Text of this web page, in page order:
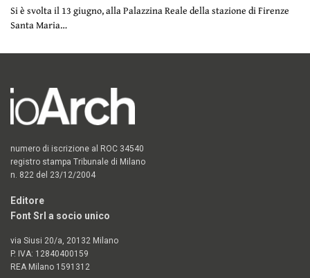
Si è svolta il 13 giugno, alla Palazzina Reale della stazione di Firenze
Santa Maria…
numero di iscrizione al ROC 34540
registro stampa Tribunale di Milano
n. 822 del 23/12/2004
Editore
Font Srl a socio unico
via Siusi 20/a, 20132 Milano
P. IVA: 12840400159
REA Milano 1591312